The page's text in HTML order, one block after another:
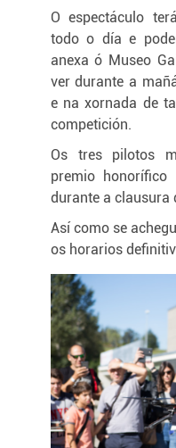
O espectáculo
todo o día e
anexa ó Museo
ver durante a
e na xornada de
competición.
Os tres pilotos
premio
durante a clausura
Así como se
os horarios